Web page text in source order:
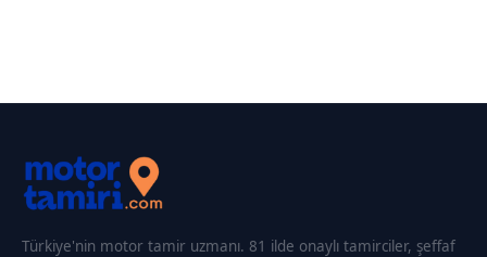
Türkiye'nin motor tamir uzmanı. 81 ilde onaylı tamirciler, şeffaf